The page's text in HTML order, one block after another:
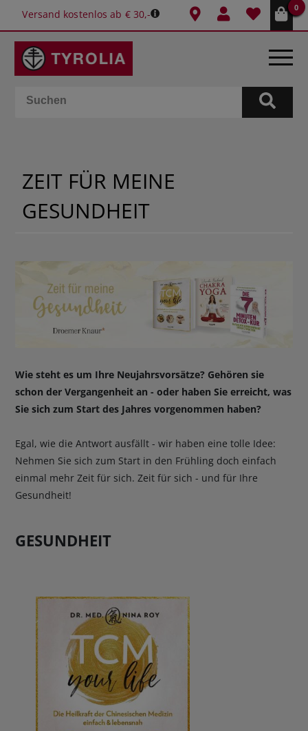
Versand kostenlos ab € 30,-
0
BÜCHER
SPIELE
KALENDER
GESCHENKIDEEN
SCHULE & BÜRO
BUCHTIPPS
ZEIT FÜR MEINE
GESUNDHEIT
Wie steht es um Ihre Neujahrsvorsätze? Gehören sie
schon der Vergangenheit an - oder haben Sie erreicht, was
Sie sich zum Start des Jahres vorgenommen haben?
Egal, wie die Antwort ausfällt - wir haben eine tolle Idee:
Nehmen Sie sich zum Start in den Frühling doch einfach
einmal mehr Zeit für sich. Zeit für sich - und für Ihre
Gesundheit!
GESUNDHEIT